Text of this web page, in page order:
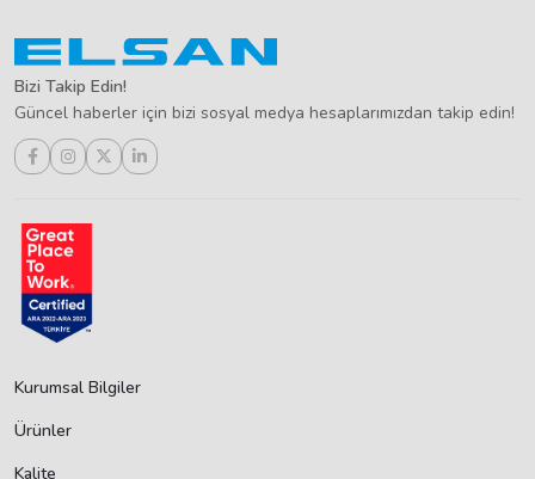
Bizi Takip Edin!
Güncel haberler için bizi sosyal medya hesaplarımızdan takip edin!
Kurumsal Bilgiler
Ürünler
Kalite